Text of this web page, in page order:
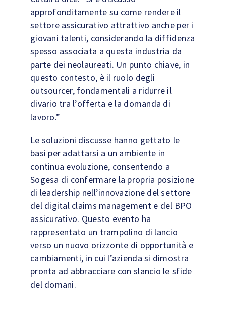
approfonditamente su come rendere il
settore assicurativo attrattivo anche per i
giovani talenti, considerando la diffidenza
spesso associata a questa industria da
parte dei neolaureati. Un punto chiave, in
questo contesto, è il ruolo degli
outsourcer, fondamentali a ridurre il
divario tra l’offerta e la domanda di
lavoro.”
Le soluzioni discusse hanno gettato le
basi per adattarsi a un ambiente in
continua evoluzione, consentendo a
Sogesa di confermare la propria posizione
di leadership nell’innovazione del settore
del digital claims management e del BPO
assicurativo. Questo evento ha
rappresentato un trampolino di lancio
verso un nuovo orizzonte di opportunità e
cambiamenti, in cui l’azienda si dimostra
pronta ad abbracciare con slancio le sfide
del domani.